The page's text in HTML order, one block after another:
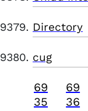
Directory
cug
69
35
69
36